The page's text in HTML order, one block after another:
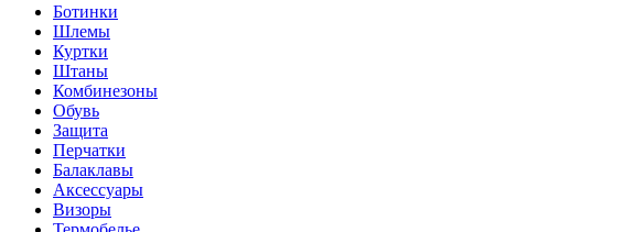
Ботинки
Шлемы
Куртки
Штаны
Комбинезоны
Обувь
Защита
Перчатки
Балаклавы
Аксессуары
Визоры